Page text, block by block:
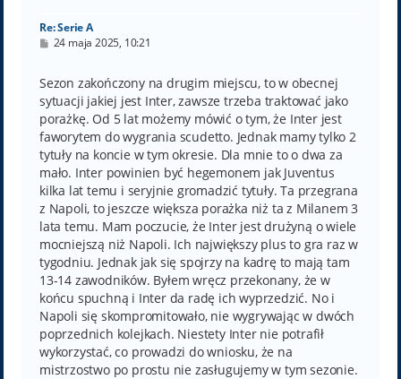
Re: Serie A
P
t
24 maja 2025, 10:21
Sezon zakończony na drugim miejscu, to w obecnej
sytuacji jakiej jest Inter, zawsze trzeba traktować jako
porażkę. Od 5 lat możemy mówić o tym, że Inter jest
faworytem do wygrania scudetto. Jednak mamy tylko 2
tytuły na koncie w tym okresie. Dla mnie to o dwa za
mało. Inter powinien być hegemonem jak Juventus
kilka lat temu i seryjnie gromadzić tytuły. Ta przegrana
z Napoli, to jeszcze większa porażka niż ta z Milanem 3
lata temu. Mam poczucie, że Inter jest drużyną o wiele
mocniejszą niż Napoli. Ich największy plus to gra raz w
tygodniu. Jednak jak się spojrzy na kadrę to mają tam
13-14 zawodników. Byłem wręcz przekonany, że w
końcu spuchną i Inter da radę ich wyprzedzić. No i
Napoli się skompromitowało, nie wygrywając w dwóch
poprzednich kolejkach. Niestety Inter nie potrafił
wykorzystać, co prowadzi do wniosku, że na
mistrzostwo po prostu nie zasługujemy w tym sezonie.